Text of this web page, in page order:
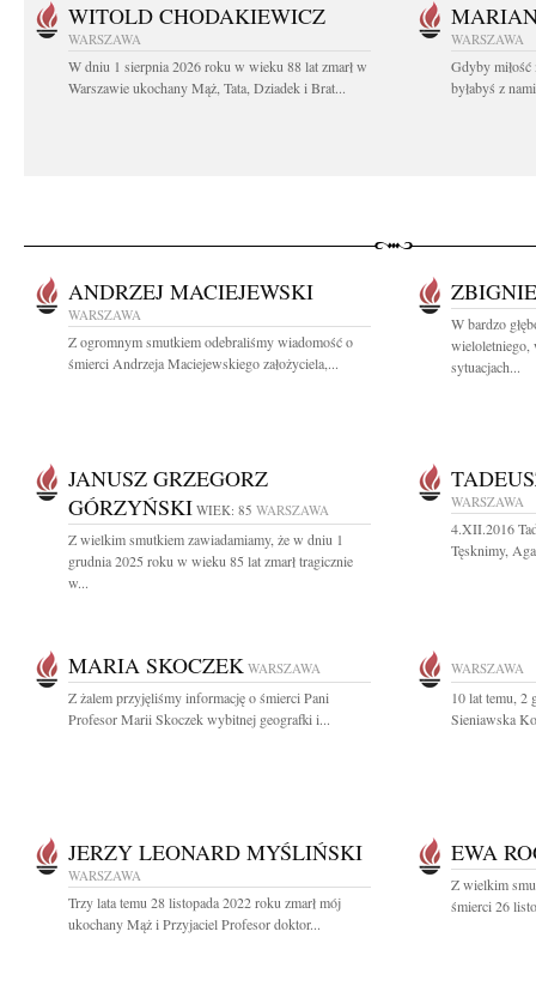
WITOLD CHODAKIEWICZ
WARSZAWA
W dniu 1 sierpnia 2026 roku w wieku 88 lat zmarł w
Warszawie ukochany Mąż, Tata, Dziadek i Brat...
WARSZAWA
Gdyby miłość
byłabyś z
ANDRZEJ MACIEJEWSKI
WARSZAWA
Z ogromnym smutkiem odebraliśmy wiadomość o
śmierci Andrzeja Maciejewskiego założyciela,...
W bardzo
wieloletniego,
sytuacjach...
JANUSZ GRZEGORZ
GÓRZYŃSKI WIEK: 85 WARSZAWA
Z wielkim smutkiem zawiadamiamy, że w dniu 1
grudnia 2025 roku w wieku 85 lat zmarł tragicznie
w...
WARSZAWA
4.XII.2016
Tęsknimy,
MARIA SKOCZEK WARSZAWA
Z żalem przyjęliśmy informację o śmierci Pani
Profesor Marii Skoczek wybitnej geografki i...
WARSZAWA
10 lat temu, 2
Sieniawska
JERZY LEONARD MYŚLIŃSKI
WARSZAWA
Trzy lata temu 28 listopada 2022 roku zmarł mój
ukochany Mąż i Przyjaciel Profesor doktor...
EWA
Z wielkim
śmierci 26